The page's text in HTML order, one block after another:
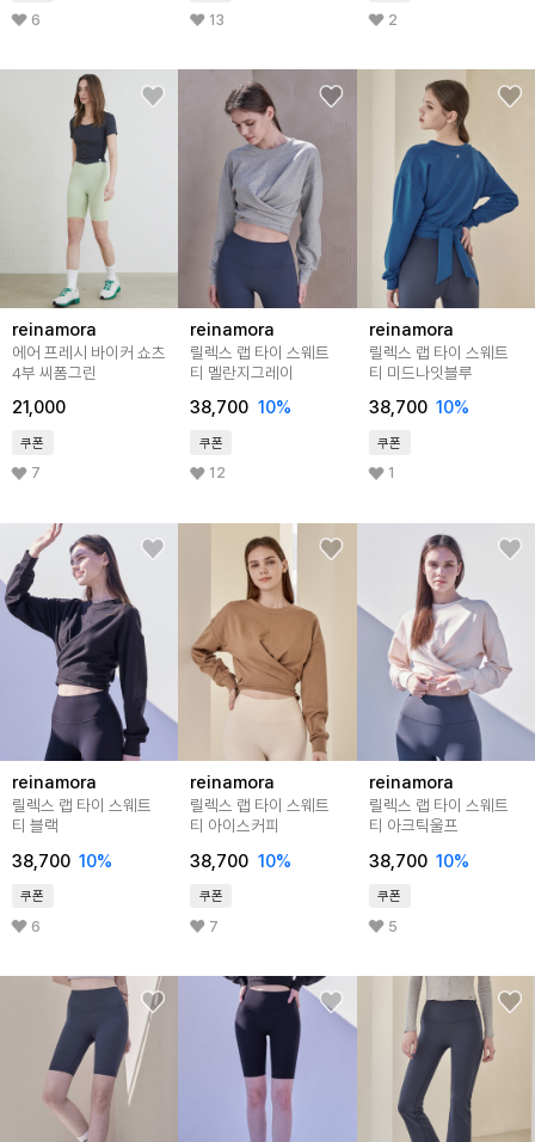
6 13 2
reinamora
에어 프레시 바이커 쇼츠
4부 씨폼그린
21,000
쿠폰
7
reinamora
릴렉스 랩 타이 스웨트
티 멜란지그레이
38,700 10%
쿠폰
12
reinamora
릴렉스 랩 타이 스웨트
티 미드나잇블루
38,700 10%
쿠폰
1
reinamora
릴렉스 랩 타이 스웨트
티 블랙
38,700 10%
쿠폰
6
reinamora
릴렉스 랩 타이 스웨트
티 아이스커피
38,700 10%
쿠폰
7
reinamora
릴렉스 랩 타이 스웨트
티 아크틱울프
38,700 10%
쿠폰
5